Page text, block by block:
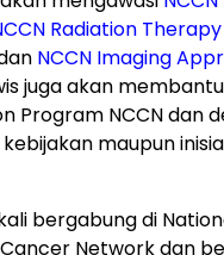
Radiation Therapy
NCCN Imaging
juga akan
Program NCCN dan
maupun
bergabung di
Network dan